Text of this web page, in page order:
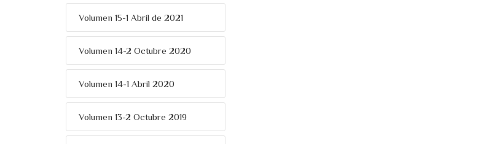
Volumen 15-1 Abril de 2021
Volumen 14-2 Octubre 2020
Volumen 14-1 Abril 2020
Volumen 13-2 Octubre 2019